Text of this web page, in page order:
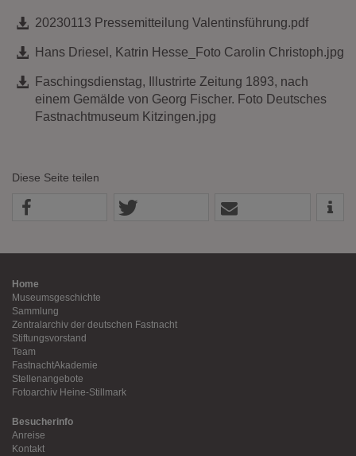
Optional sind externe Inhalte auf den Seiten dieser Website
eingebunden. Das können Kartendienste wie z.B. Google Maps sein
oder auch Anwendungen einer externen Website.
20230113 Pressemitteilung Valentinsführung.pdf
Hans Driesel, Katrin Hesse_Foto Carolin Christoph.jpg
Faschingsdienstag, Illustrirte Zeitung 1893, nach
einem Gemälde von Georg Fischer. Foto Deutsches
Fastnachtmuseum Kitzingen.jpg
Diese Seite teilen
Home
Museumsgeschichte
Sammlung
Zentralarchiv der deutschen Fastnacht
Stiftungsvorstand
Team
FastnachtAkademie
Stellenangebote
Fotoarchiv Heine-Stillmark
Besucherinfo
Anreise
Kontakt